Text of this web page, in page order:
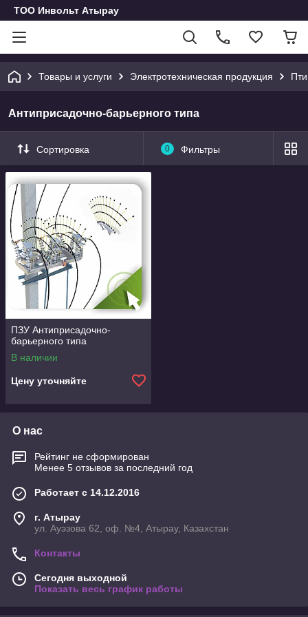
ТОО Инвольт Атырау
Товары и услуги Электротехническая продукция
Антиприсадочно-барьерного типа
Сортировка 0 Фильтры
ПЗУ Антиприсадочно-
барьерного типа
В наличии
Цену уточняйте
О нас
Рейтинг не сформирован
Менее 5 отзывов за последний год
Работает с 14.12.2016
г. Атырау
ул. Ауэзова 62, оф. №4, Атырау, Казахстан
Контакты
Сегодня выходной
Показать весь график работы